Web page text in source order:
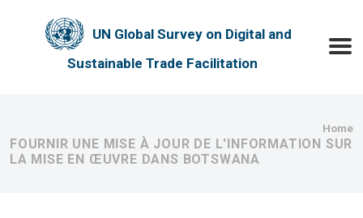
UN Global Survey on Digital and
Sustainable Trade Facilitation
Home
FOURNIR UNE MISE À JOUR DE L'INFORMATION SUR
LA MISE EN ŒUVRE DANS BOTSWANA